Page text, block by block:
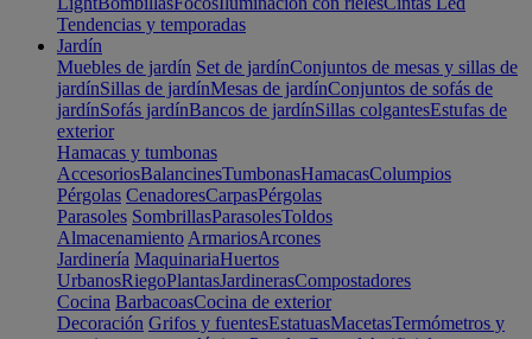
Tendencias y temporadas
Jardín
Muebles de jardín Set de jardínConjuntos de mesas y sillas de
jardínSillas de jardínMesas de jardínConjuntos de sofás de
jardínSofás jardínBancos de jardínSillas colgantesEstufas de
exterior
Hamacas y tumbonas
AccesoriosBalancinesTumbonasHamacasColumpios
Pérgolas CenadoresCarpasPérgolas
Parasoles SombrillasParasolesToldos
Almacenamiento ArmariosArcones
Jardinería MaquinariaHuertos
UrbanosRiegoPlantasJardinerasCompostadores
Cocina BarbacoasCocina de exterior
Decoración Grifos y fuentesEstatuasMacetasTermómetros y